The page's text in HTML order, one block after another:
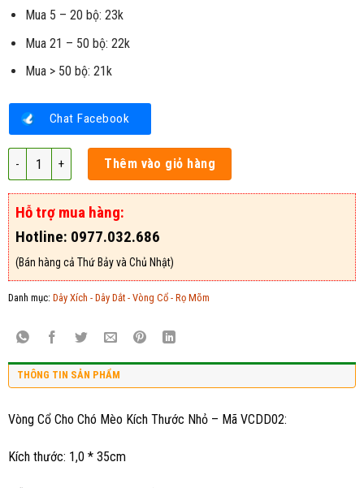
Mua 5 – 20 bộ: 23k
Mua 21 – 50 bộ: 22k
Mua > 50 bộ: 21k
Chat Facebook
Vòng Cổ Cho Chó Mèo Kích Thước Nhỏ - Mã VCDD02 số lượng
Thêm vào giỏ hàng
Hỗ trợ mua hàng:
Hotline: 0977.032.686
(Bán hàng cả Thứ Bảy và Chủ Nhật)
Danh mục: Dây Xích - Dây Dắt - Vòng Cổ - Rọ Mõm
THÔNG TIN SẢN PHẨM
Vòng Cổ Cho Chó Mèo Kích Thước Nhỏ – Mã VCDD02:
Kích thước: 1,0 * 35cm